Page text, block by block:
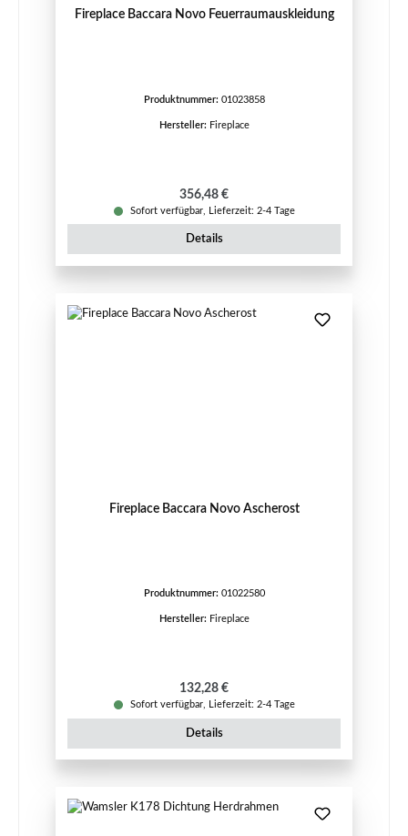
Fireplace Baccara Novo Feuerraumauskleidung
Produktnummer: 01023858
Hersteller: Fireplace
Regulärer Preis:
356,48 €
Sofort verfügbar, Lieferzeit: 2-4 Tage
Details
Fireplace Baccara Novo Ascherost
Produktnummer: 01022580
Hersteller: Fireplace
Regulärer Preis:
132,28 €
Sofort verfügbar, Lieferzeit: 2-4 Tage
Details